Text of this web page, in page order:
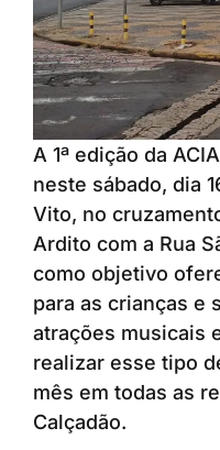
A 1ª edição da
neste sábado, dia
Vito, no
Ardito com a Rua
como objetivo
para as crianças e
atrações musicais
realizar esse tipo
mês em todas as
Calçadão.